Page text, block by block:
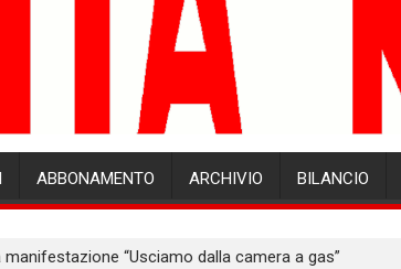
ABBONAMENTO ARCHIVIO BILANCIO
“Usciamo dalla camera a gas”